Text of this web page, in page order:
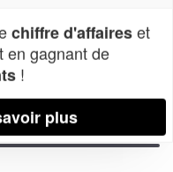
contributors,CC-BY-SA
chiffre d'affaireset
en gagnant de
!
plus